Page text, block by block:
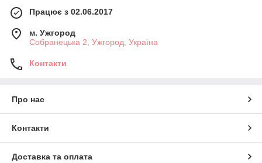
Працює з 02.06.2017
м. Ужгород
Собранецька 2, Ужгород, Україна
Контакти
Про нас
Контакти
Доставка та оплата